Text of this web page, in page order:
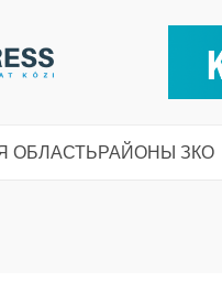
ОБЛАСТЬРАЙОНЫ ЗКО